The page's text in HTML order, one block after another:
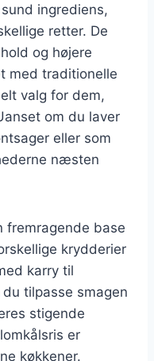
ingrediens,
retter. De
og højere
med traditionelle
valg for dem,
om du laver
eller som
næsten
fremragende base
krydderier
karry til
tilpasse smagen
stigende
er
køkkener.